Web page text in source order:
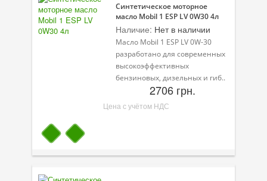
Смазки
Специальные программы
Велосипедная программа
Масла для лодочных моторов
Моторное масло для мотоцикла
Оружейное масло
Синтетическое моторное
масло Mobil 1 ESP LV 0W30 4л
Наличие: Нет в наличии
Масло Mobil 1 ESP LV 0W-30
разработано для современных
высокоэффективных
бензиновых, дизельных и гиб..
2706 грн.
Цена с учётом НДС